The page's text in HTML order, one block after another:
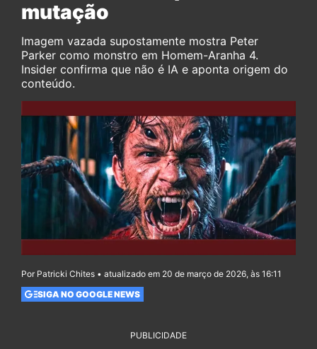
mutação
Imagem vazada supostamente mostra Peter
Parker como monstro em Homem-Aranha 4.
Insider confirma que não é IA e aponta origem do
conteúdo.
Por Patricki Chites • atualizado em 20 de março de 2026, às 16:11
SIGA NO GOOGLE NEWS
PUBLICIDADE